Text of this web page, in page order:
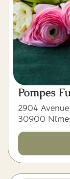
Pompes
2904
30900